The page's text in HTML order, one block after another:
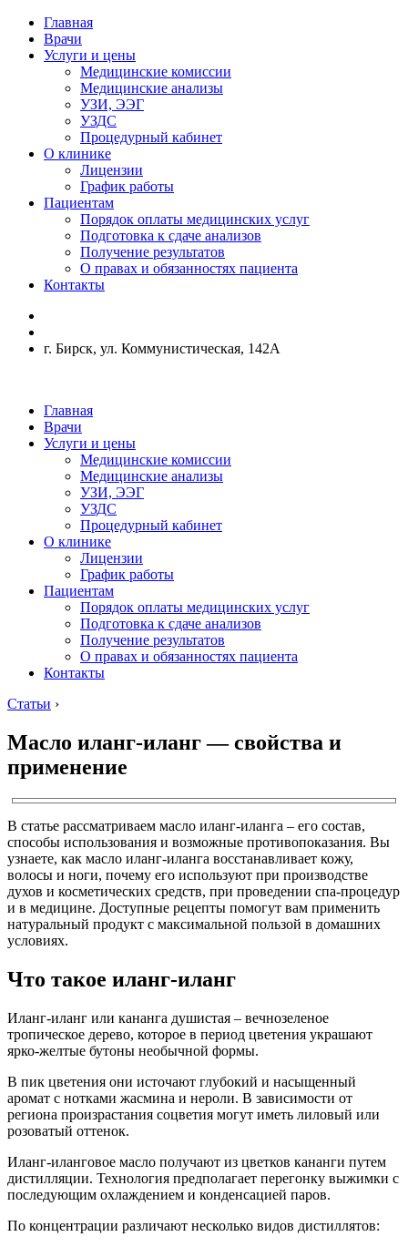
Главная
Врачи
Услуги и цены
Медицинские комиссии
Медицинские анализы
УЗИ, ЭЭГ
УЗДС
Процедурный кабинет
О клинике
Лицензии
График работы
Пациентам
Порядок оплаты медицинских услуг
Подготовка к сдаче анализов
Получение результатов
О правах и обязанностях пациента
Контакты
г. Бирск, ул. Коммунистическая, 142А
Главная
Врачи
Услуги и цены
Медицинские комиссии
Медицинские анализы
УЗИ, ЭЭГ
УЗДС
Процедурный кабинет
О клинике
Лицензии
График работы
Пациентам
Порядок оплаты медицинских услуг
Подготовка к сдаче анализов
Получение результатов
О правах и обязанностях пациента
Контакты
Статьи ›
Масло иланг-иланг — свойства и
применение
В статье рассматриваем масло иланг-иланга – его состав,
способы использования и возможные противопоказания. Вы
узнаете, как масло иланг-иланга восстанавливает кожу,
волосы и ноги, почему его используют при производстве
духов и косметических средств, при проведении спа-процедур
и в медицине. Доступные рецепты помогут вам применить
натуральный продукт с максимальной пользой в домашних
условиях.
Что такое иланг-иланг
Иланг-иланг или кананга душистая – вечнозеленое
тропическое дерево, которое в период цветения украшают
ярко-желтые бутоны необычной формы.
В пик цветения они источают глубокий и насыщенный
аромат с нотками жасмина и нероли. В зависимости от
региона произрастания соцветия могут иметь лиловый или
розоватый оттенок.
Иланг-иланговое масло получают из цветков кананги путем
дистилляции. Технология предполагает перегонку выжимки с
последующим охлаждением и конденсацией паров.
По концентрации различают несколько видов дистиллятов: